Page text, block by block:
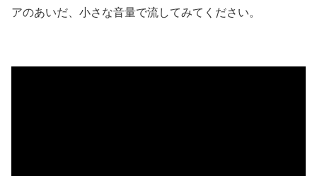
アのあいだ、小さな音量で流してみてください。